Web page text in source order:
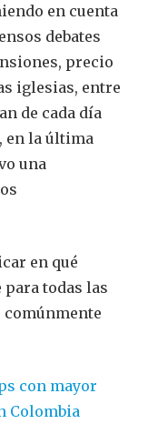
en cuenta
debates
precio
iglesias, entre
de cada día
en la última
una
en qué
todas las
comúnmente
con mayor
Colombia